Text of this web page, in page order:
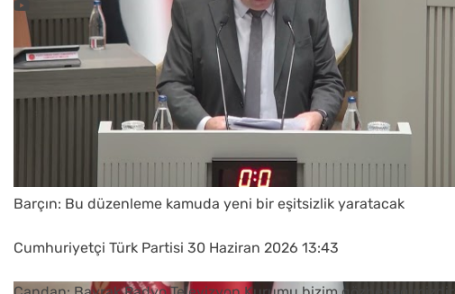
Barçın: Bu düzenleme kamuda yeni bir eşitsizlik yaratacak
Cumhuriyetçi Türk Partisi 30 Haziran 2026 13:43